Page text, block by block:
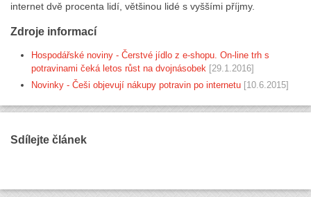
internet dvě procenta lidí, většinou lidé s vyššími příjmy.
Zdroje informací
Hospodářské noviny - Čerstvé jídlo z e-shopu. On-line trh s
potravinami čeká letos růst na dvojnásobek [29.1.2016]
Novinky - Češi objevují nákupy potravin po internetu [10.6.2015]
Sdílejte článek